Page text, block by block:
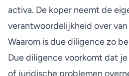
activa. De koper neemt de
verantwoordelijkheid over
Waarom is due diligence zo
Due diligence voorkomt dat
of juridische problemen